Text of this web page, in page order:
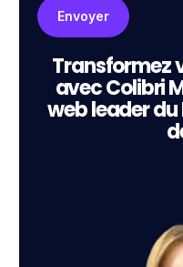
Transformez
avec Colibri
web leader